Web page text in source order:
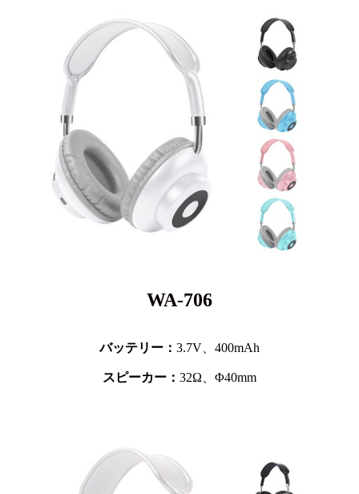
WA-706
バッテリー： 3.7V、 400mAh
スピーカー： 32Ω、Φ40mm